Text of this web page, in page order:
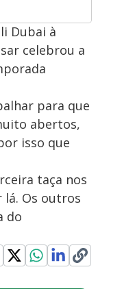
Dubai à
celebrou a
para que
abertos,
isso que
taça nos
Os outros
do